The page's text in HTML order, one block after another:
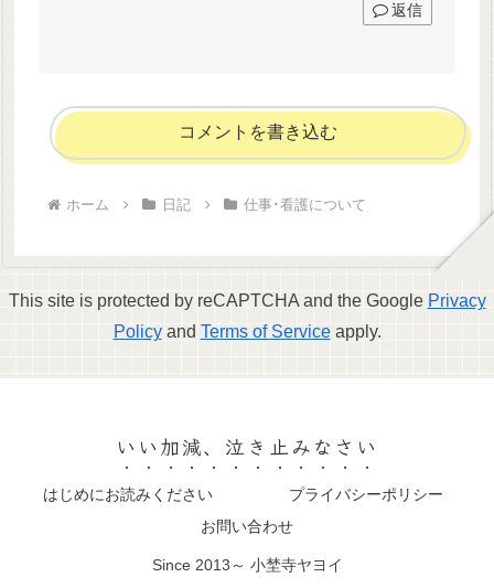
返信
コメントを書き込む
ホーム 日記 仕事･看護について
This site is protected by reCAPTCHA and the Google Privacy
Policyand Terms of Serviceapply.
いい加減、泣き止みなさい
はじめにお読みください
プライバシーポリシー
お問い合わせ
Since 2013～ 小埜寺ヤヨイ